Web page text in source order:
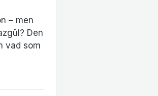
– men
Den
vad som